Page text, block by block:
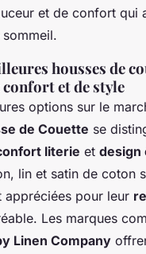
et de confort qui
housses de
et de style
options sur le
de Couette se
literie et design
lin et satin de coton
appréciées pour leur
Les marques
Linen Company